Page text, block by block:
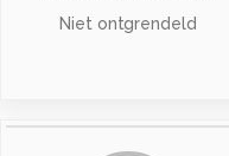
Niet ontgrendeld